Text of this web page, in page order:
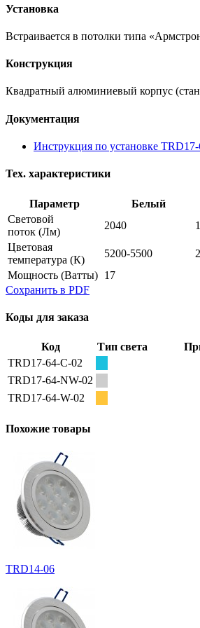
Установка
Встраивается в потолки типа
Конструкция
Квадратный алюминиевый корпус
Документация
Инструкция по установке
Тех. характеристики
Параметр Белый
Световой
поток (Лм)
2040
Цветовая
температура (К)
5200-5500
Мощность (Ватты) 17
Сохранить в PDF
Коды для заказа
Код Тип света
TRD17-64-C-02
TRD17-64-NW-02
TRD17-64-W-02
Похожие товары
TRD14-06